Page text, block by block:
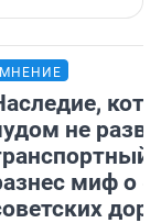
МНЕНИЕ
не
миф о